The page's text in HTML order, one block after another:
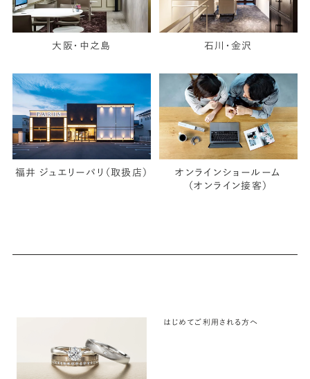
大阪・中之島 石川・金沢
福井 ジュエリーパリ（取扱店）
オンラインショールーム
（オンライン接客）
はじめてご利用される方へ